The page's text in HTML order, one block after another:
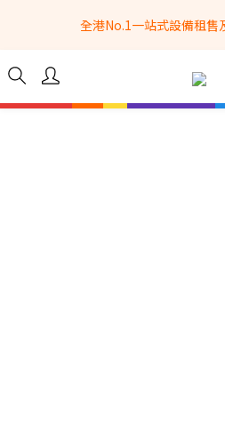
全港No.1一站式設備租售
全港No.1一站式設備租售
選購現貨產品全單滿$3500自家專送
於急單, 訂制產品, 屏風
Whatsapp: 66962838 | 電話: 21153328 | 報價: